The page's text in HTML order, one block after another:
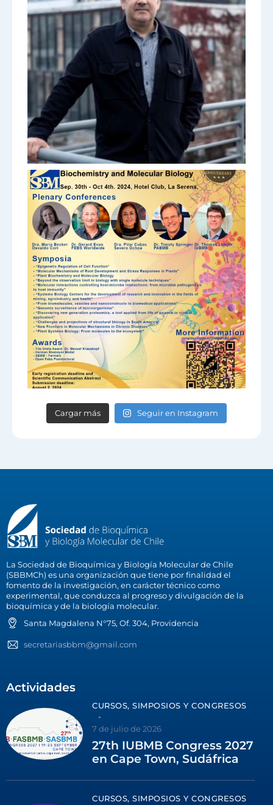
Cargar más Seguir en Instagram
La Sociedad de Bioquímica y Biología Molecular de Chile
(SBBMCh) es una organización que tiene por finalidad el
fomento de la investigación, en carácter técnico como
experimental, que conduzca al progreso y divulgación de la
bioquímica y de la biología molecular.
Santa Magdalena N°75, Of. 304, Providencia
secretariasbbm@gmail.com
Actividades
CURSOS, SIMPOSIOS Y CONGRESOS
7 de julio de 2026
27th IUBMB Congress 2027
en Cape Town, Sudáfrica
CURSOS, SIMPOSIOS Y CONGRESOS